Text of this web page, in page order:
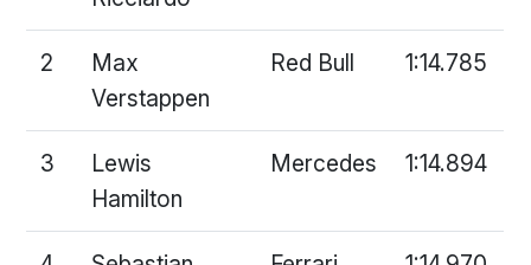
2
Max
Verstappen
Red Bull 1:14.785
3
Lewis
Hamilton
Mercedes 1:14.894